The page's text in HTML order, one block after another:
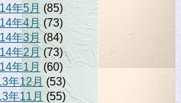
年5月 (85)
年4月(73)
年3月(84)
年2月(73)
年1月(60)
年12月 (53)
年11月 (55)